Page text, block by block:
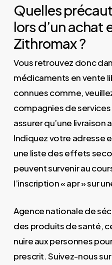
Quelles
lors d’un achat
Zithromax ?
Vous retrouvez donc
médicaments en vente
connues comme,
compagnies de
assurer qu’une
Indiquez votre adresse
une liste des effets
peuvent survenir au
l’inscription « apr » sur
Agence nationale de
des produits de santé,
nuire aux personnes
prescrit. Suivez-nous